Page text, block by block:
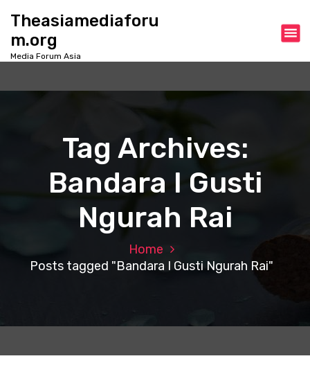
Theasiamediaforu
m.org
Media Forum Asia
Tag Archives:
Bandara I Gusti
Ngurah Rai
Home
Posts tagged "Bandara I Gusti Ngurah Rai"